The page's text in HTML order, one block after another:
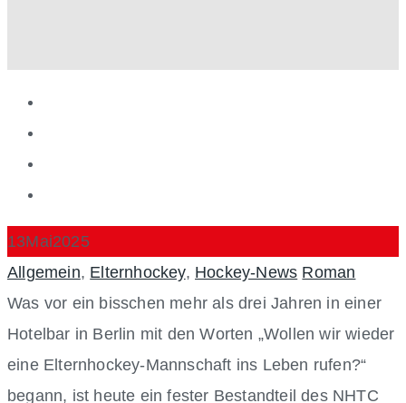
13Mai2025
Categories
Allgemein, Elternhockey, Hockey-News Author
Roman
Was vor ein bisschen mehr als drei Jahren in einer
Hotelbar in Berlin mit den Worten „Wollen wir wieder
eine Elternhockey-Mannschaft ins Leben rufen?“
begann, ist heute ein fester Bestandteil des NHTC